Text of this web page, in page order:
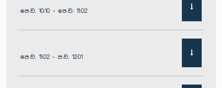
පෙ.ව. 10:10 - පෙ.ව. 11:02
පෙ.ව. 11:02 - ප.ව. 12:01